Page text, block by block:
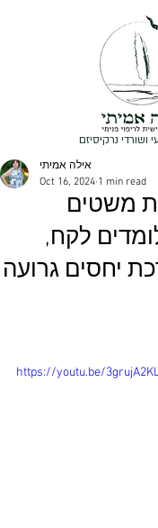
ושורדי נרקיסיזם
משטים
לקח,
יחסים גרועה
אילה אמיתי
Oct 16, 2024 1 min read
https://youtu.be/